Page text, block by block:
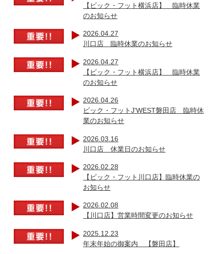
【ビック・フット横浜店】 臨時休業
のお知らせ
2026.04.27
川口店 臨時休業のお知らせ
2026.04.27
【ビック・フット横浜店】 臨時休業
のお知らせ
2026.04.26
ビック・フットJ'WEST磐田店 臨時休
業のお知らせ
2026.03.16
川口店 休業日のお知らせ
2026.02.28
【ビック・フット川口店】臨時休業の
お知らせ
2026.02.08
【川口店】営業時間変更のお知らせ
2025.12.23
年末年始の御案内 【磐田店】